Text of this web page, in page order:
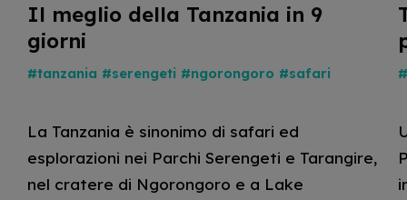
Il meglio della Tanzania in 9
giorni
#tanzania #serengeti #ngorongoro #safari
La Tanzania è sinonimo di safari ed
esplorazioni nei Parchi Serengeti e Tarangire,
nel cratere di Ngorongoro e a Lake